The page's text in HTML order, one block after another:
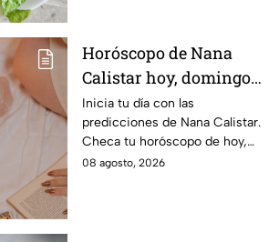
Horóscopo de Nana
Calistar hoy, domingo 9
de agosto: estos signos
tendrán ingresos extra
Inicia tu día con las
predicciones de Nana Calistar.
Checa tu horóscopo de hoy,
domingo 9 de agosto, y
08 agosto, 2026